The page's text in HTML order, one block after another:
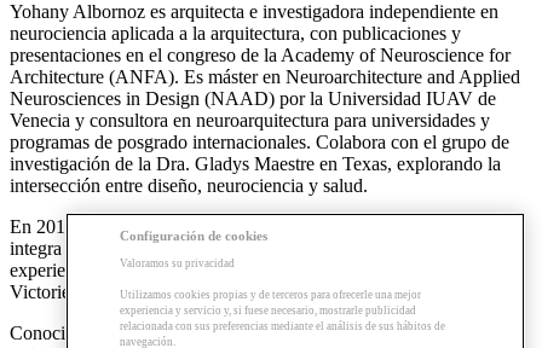
​​Yohany Albornoz es arquitecta e investigadora independiente en
neurociencia aplicada a la arquitectura, con publicaciones y
presentaciones en el congreso de la Academy of Neuroscience for
Architecture (ANFA). Es máster en Neuroarchitecture and Applied
Neurosciences in Design (NAAD) por la Universidad IUAV de
Venecia y consultora en neuroarquitectura para universidades y
programas de posgrado internacionales. Colabora con el grupo de
investigación de la Dra. Gladys Maestre en Texas, explorando la
intersección entre diseño, neurociencia y salud.
En 2014 fundó en Miami la empresa ARY Concept. Su trabajo, que
integra la arquitectura con principios de neurociencia, marketing y
experiencia del usuario, ha sido reconocido con los premios Visual
Victories en 2016 y 2017.
Conocida como The Marketer Architect, Yohany promueve un
Configuración de cookies
Valoramos su privacidad
Utilizamos cookies propias y de terceros para ofrecerle una mejor
experiencia y servicio y, si fuese necesario, mostrarle publicidad
relacionada con sus preferencias mediante el análisis de sus hábitos de
navegación.